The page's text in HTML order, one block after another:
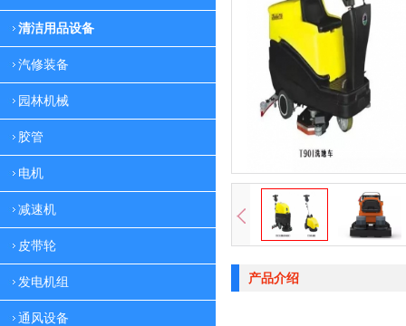
清洁用品设备
汽修装备
园林机械
胶管
电机
减速机
皮带轮
发电机组
通风设备
产品介绍